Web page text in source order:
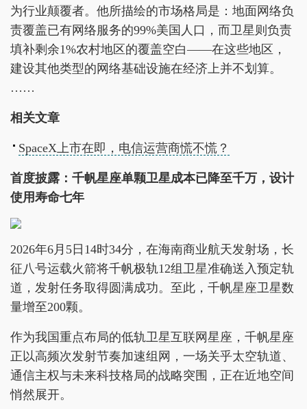
为行业颠覆者。他所描绘的市场格局是：地面网络负
责覆盖已有网络服务的99%美国人口，而卫星则负责
填补剩余1%农村地区的覆盖空白——在这些地区，
建设其他类型的网络基础设施在经济上并不划算。
……
相关文章
SpaceX上市在即，电信运营商慌不慌？
首度披露：千帆星座单颗卫星成本已降至千万，设计
使用寿命七年
2026年6月5日14时34分，在海南商业航天发射场，长
征八号运载火箭将千帆极轨12组卫星准确送入预定轨
道，发射任务取得圆满成功。至此，千帆星座卫星数
量增至200颗。
作为我国重点布局的低轨卫星互联网星座，千帆星座
正以高频次发射节奏加速组网，一场关乎太空轨道、
通信主权与未来科技格局的战略突围，正在近地空间
悄然展开。